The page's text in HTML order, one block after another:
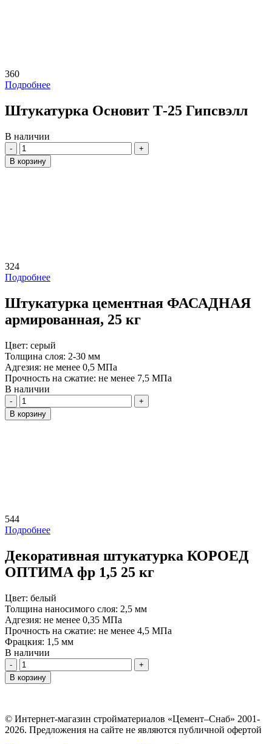
360
Подробнее
Штукатурка Основит Т-25 Гипсвэлл
В наличии
Количество
В корзину
324
Подробнее
Штукатурка цементная ФАСАДНАЯ
армированная, 25 кг
Цвет: серый
Толщина слоя: 2-30 мм
Адгезия: не менее 0,5 МПа
Прочность на сжатие: не менее 7,5 МПа
В наличии
Количество
В корзину
544
Подробнее
Декоративная штукатурка КОРОЕД
ОПТИМА фр 1,5 25 кг
Цвет: белый
Толщина наносимого слоя: 2,5 мм
Адгезия: не менее 0,35 МПа
Прочность на сжатие: не менее 4,5 МПа
Фрацкия: 1,5 мм
В наличии
Количество
В корзину
© Интернет-магазин стройматериалов «Цемент–Снаб» 2001-
2026. Предложения на сайте не являются публичной офертой